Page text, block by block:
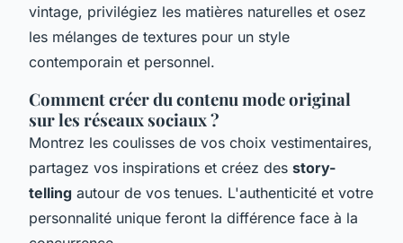
vintage, privilégiez les matières naturelles et osez
les mélanges de textures pour un style
contemporain et personnel.
Comment créer du contenu mode original
sur les réseaux sociaux ?
Montrez les coulisses de vos choix vestimentaires,
partagez vos inspirations et créez des story-
telling autour de vos tenues. L'authenticité et votre
personnalité unique feront la différence face à la